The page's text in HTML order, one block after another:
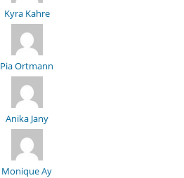
Kyra Kahre
Pia Ortmann
Anika Jany
Monique Ay